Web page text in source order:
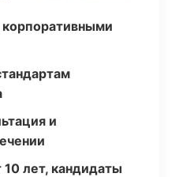
и
лет, кандидаты